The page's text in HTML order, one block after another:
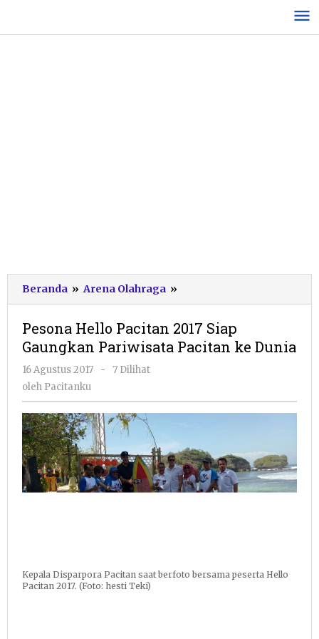
konten
Beranda » Arena Olahraga »
Hello
2017
Siap
Pesona Hello Pacitan 2017 Siap
Gaungkan Pariwisata Pacitan ke Dunia
16 Agustus 2017
oleh
-
7 Dilihat
oleh Pacitanku
Kepala Disparpora Pacitan saat berfoto bersama peserta Hello
Pacitan 2017. (Foto: hesti Teki)